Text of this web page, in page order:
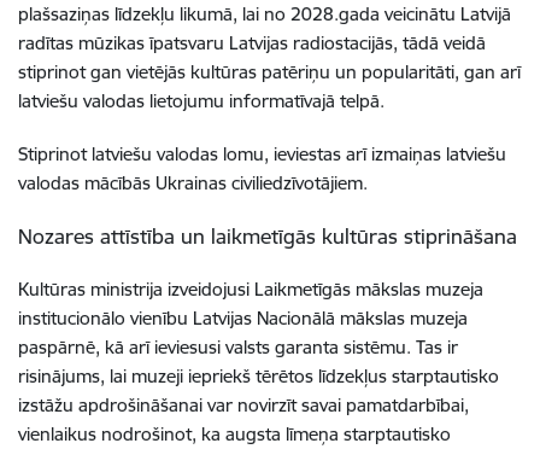
plašsaziņas līdzekļu likumā, lai no 2028.gada veicinātu Latvijā
radītas mūzikas īpatsvaru Latvijas radiostacijās, tādā veidā
stiprinot gan vietējās kultūras patēriņu un popularitāti, gan arī
latviešu valodas lietojumu informatīvajā telpā.
Stiprinot latviešu valodas lomu, ieviestas arī izmaiņas latviešu
valodas mācībās Ukrainas civiliedzīvotājiem.
Nozares attīstība un laikmetīgās kultūras stiprināšana
Kultūras ministrija izveidojusi Laikmetīgās mākslas muzeja
institucionālo vienību Latvijas Nacionālā mākslas muzeja
paspārnē, kā arī ieviesusi valsts garanta sistēmu. Tas ir
risinājums, lai muzeji iepriekš tērētos līdzekļus starptautisko
izstāžu apdrošināšanai var novirzīt savai pamatdarbībai,
vienlaikus nodrošinot, ka augsta līmeņa starptautisko